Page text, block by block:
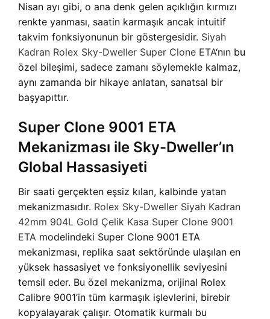
Nisan ayı gibi, o ana denk gelen açıklığın kırmızı
renkte yanması, saatin karmaşık ancak intuitif
takvim fonksiyonunun bir göstergesidir. Siyah
Kadran Rolex Sky-Dweller Super Clone ETA‘nın bu
özel bileşimi, sadece zamanı söylemekle kalmaz,
aynı zamanda bir hikaye anlatan, sanatsal bir
başyapıttır.
Super Clone 9001 ETA
Mekanizması ile Sky-Dweller’ın
Global Hassasiyeti
Bir saati gerçekten eşsiz kılan, kalbinde yatan
mekanizmasıdır. Rolex Sky-Dweller Siyah Kadran
42mm 904L Gold Çelik Kasa Super Clone 9001
ETA modelindeki Super Clone 9001 ETA
mekanizması, replika saat sektöründe ulaşılan en
yüksek hassasiyet ve fonksiyonellik seviyesini
temsil eder. Bu özel mekanizma, orijinal Rolex
Calibre 9001’in tüm karmaşık işlevlerini, birebir
kopyalayarak çalışır. Otomatik kurmalı bu